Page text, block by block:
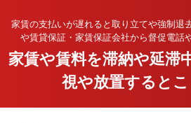
家賃の支払いが遅れると取り立てや強制退
や賃貸保証・家賃保証会社から督促電話
家賃や賃料を滞納や延滞
視や放置するとこ